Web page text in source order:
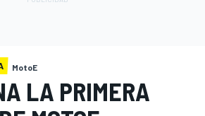
MotoE
LA PRIMERA